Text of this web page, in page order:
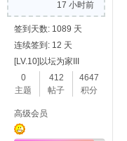
17 小时前
签到天数: 1089 天
连续签到: 12 天
[LV.10]以坛为家III
0
主题
412
帖子
4647
积分
高级会员